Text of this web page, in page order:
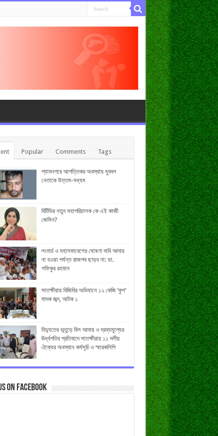
Popular Comments Tags
শ্যামনগরে আপত্তিকর অবস্থায় যুবদল
নেতাকে উত্তম-মধ্যম
বিটিভির নতুন মহাপরিচালক কে এই কাজী
জেসিন?
লংমার্চ ও মহাসমাবেশের ঘোষণা দাবি আদায়
না হওয়া পর্যন্ত রাজপথ ছাড়ব না: ডা.
শফিকুর রহমান
সাতক্ষীরায় বিজিবির অভিযানে ১২ কেজি ‘কুশ’
মাদক জব্দ, আটক ১
বিদ্যুতের ভূতুড়ে বিল আদায় ও দ্রব্যমূল্যের
ঊর্ধ্বগতির প্রতিবাদে সাতক্ষীরায় ১১ দলীয়
ঐক্যের অবস্থান কর্মসূচি ও স্মারকলিপি
on Facebook